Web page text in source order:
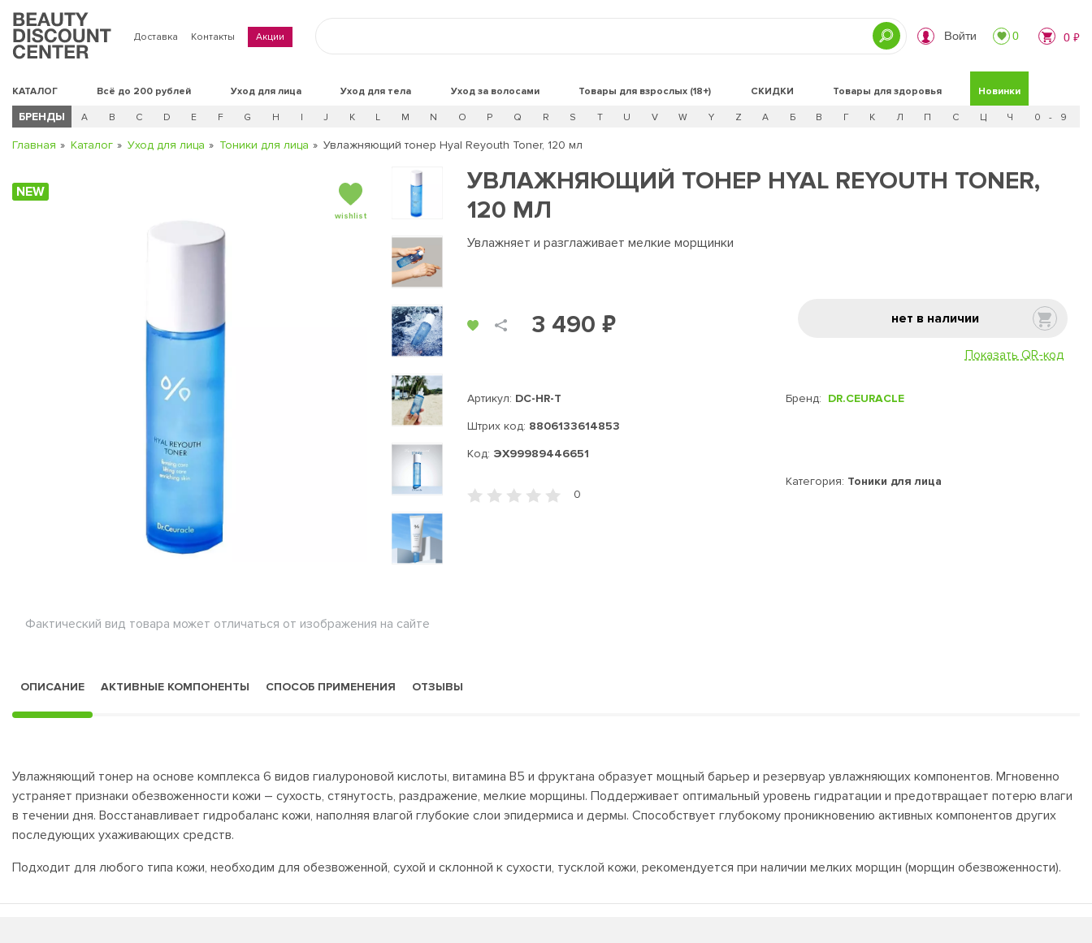
Доставка Контакты Акции Войти 0 0 ₽
КАТАЛОГ Всё до 200 рублей Уход для лица Уход для тела Уход за волосами Товары для взрослых (18+) СКИДКИ Новинки
Товары для здоровья
БРЕНДЫ A B C D E F G H I J K L M N O P Q R S T U V W Y Z А Б В Г К Л П С Ц Ч 0 - 9
Главная Каталог Уход для лица Тоники для лица Увлажняющий тонер Hyal Reyouth Toner, 120 мл
NEW
wishlist
Фактический вид товара может отличаться от изображения на сайте
УВЛАЖНЯЮЩИЙ ТОНЕР HYAL REYOUTH TONER,
120 МЛ
Увлажняет и разглаживает мелкие морщинки
3 490 ₽ нет в наличии
Показать QR-код
Артикул: DC-HR-T
Штрих код: 8806133614853
Код: ЭХ99989446651
Бренд: DR.CEURACLE
Категория: Тоники для лица
0
ОПИСАНИЕ АКТИВНЫЕ КОМПОНЕНТЫ СПОСОБ ПРИМЕНЕНИЯ ОТЗЫВЫ
Увлажняющий тонер на основе комплекса 6 видов гиалуроновой кислоты, витамина В5 и фруктана образует мощный барьер и резервуар увлажняющих компонентов. Мгновенно
устраняет признаки обезвоженности кожи – сухость, стянутость, раздражение, мелкие морщины. Поддерживает оптимальный уровень гидратации и предотвращает потерю влаги
в течении дня. Восстанавливает гидробаланс кожи, наполняя влагой глубокие слои эпидермиса и дермы. Способствует глубокому проникновению активных компонентов других
последующих ухаживающих средств.
Подходит для любого типа кожи, необходим для обезвоженной, сухой и склонной к сухости, тусклой кожи, рекомендуется при наличии мелких морщин (морщин обезвоженности).